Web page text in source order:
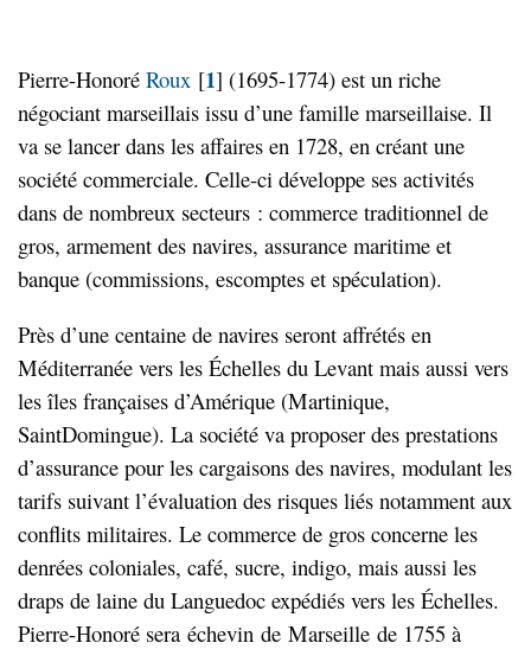
Pierre-Honoré Roux [1] (1695-1774) est un riche
négociant marseillais issu d’une famille marseillaise. Il
va se lancer dans les affaires en 1728, en créant une
société commerciale. Celle-ci développe ses activités
dans de nombreux secteurs : commerce traditionnel de
gros, armement des navires, assurance maritime et
banque (commissions, escomptes et spéculation).
Près d’une centaine de navires seront affrétés en
Méditerranée vers les Échelles du Levant mais aussi vers
les îles françaises d’Amérique (Martinique,
SaintDomingue). La société va proposer des prestations
d’assurance pour les cargaisons des navires, modulant les
tarifs suivant l’évaluation des risques liés notamment aux
conflits militaires. Le commerce de gros concerne les
denrées coloniales, café, sucre, indigo, mais aussi les
draps de laine du Languedoc expédiés vers les Échelles.
Pierre-Honoré sera échevin de Marseille de 1755 à